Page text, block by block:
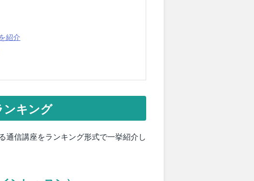
紹介
ンキング
通信講座をランキング形式で一挙紹介し